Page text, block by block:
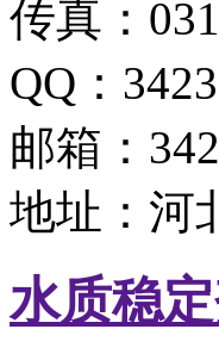
传真：
QQ：
邮箱：
地址：河
水质稳定